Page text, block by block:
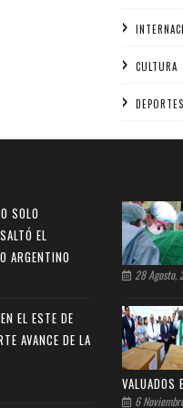
CULTURA
DEPORTES
SOLO
EL
ARGENTINO
28 Agosto,
EL ESTE DE
AVANCE DE LA
VALUADOS
6